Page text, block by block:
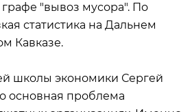
"вывоз мусора". По
статистика на Дальнем
Кавказе.
школы экономики Сергей
основная проблема